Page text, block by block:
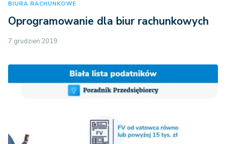
BIURA RACHUNKOWE
Oprogramowanie dla biur rachunkowych
7 grudzień 2019